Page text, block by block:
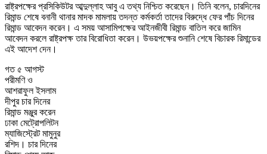
রাষ্ট্রপক্ষের প্রসিকিউটর আব্দুল্লাহ আবু এ তথ্য নিশ্চিত করেছেন। তিনি বলেন, চারদিনের
রিমান্ড শেষে বনানী থানার মাদক মামলায় তদন্ত কর্মকর্তা তাদের বিরুদ্ধে ফের পাঁচ দিনের
রিমান্ড আবেদন করেন। এ সময় আসামিপক্ষের আইনজীবী রিমান্ড বাতিল করে জামিন
আবেদন করলে রাষ্ট্রপক্ষ তার বিরোধিতা করেন। উভয়পক্ষের শুনানি শেষে বিচারক রিমান্ডের
এই আদেশ দেন।
গত ৫ আগস্ট
পরীমণি ও
আশরাফুল ইসলাম
দীপুর চার দিনের
রিমান্ড মঞ্জুর করেন
ঢাকা মেট্রোপলিটন
ম্যাজিস্ট্রেট মামুনুর
রশিদ। চার দিনের